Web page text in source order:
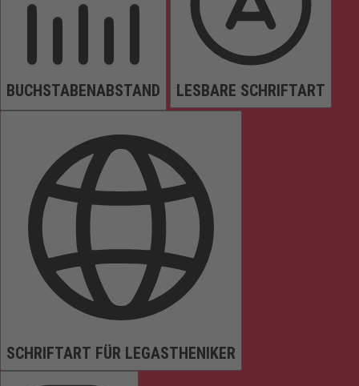
BUCHSTABENABSTAND LESBARE SCHRIFTART
SCHRIFTART FÜR LEGASTHENIKER